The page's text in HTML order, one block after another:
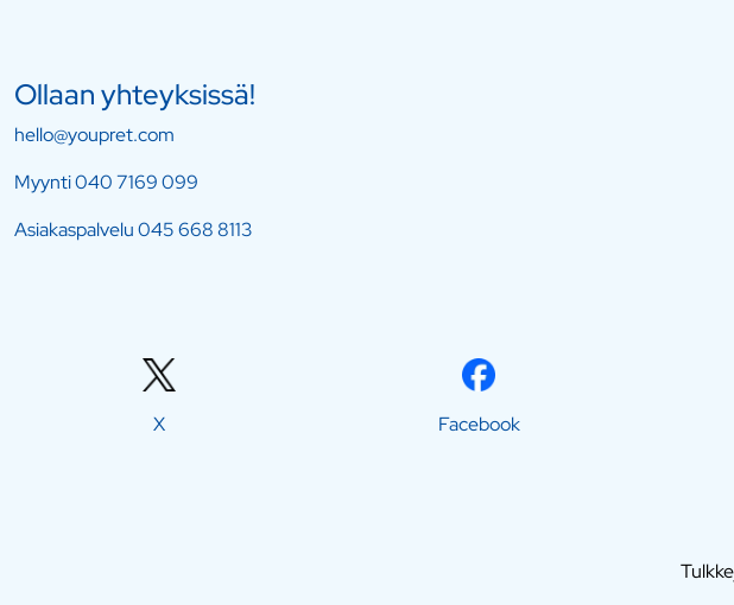
Ollaan yhteyksissä!
hello@youpret.com
Myynti040 7169 099
Asiakaspalvelu045 668 8113
X Facebook